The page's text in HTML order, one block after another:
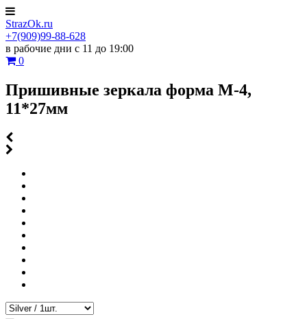
StrazOk.ru
+7(909)99-88-628
в рабочие дни с 11 до 19:00
0
Пришивные зеркала форма M-4,
11*27мм